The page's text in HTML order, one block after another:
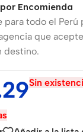
Encomienda
para todo el Perú
que
destino.
Sin